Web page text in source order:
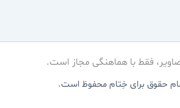
فقط با هماهنگی مجاز است.